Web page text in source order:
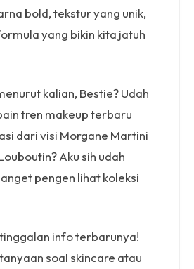
bold, tekstur yang unik,
yang bikin kita jatuh
kalian, Bestie? Udah
tren makeup terbaru
dari visi Morgane Martini
Aku sih udah
pengen lihat koleksi
info terbarunya!
soal skincare atau